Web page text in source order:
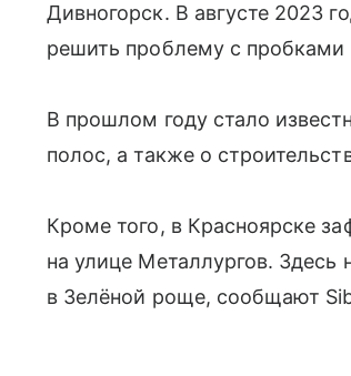
Дивногорск. В августе 2023
решить проблему с пробками
В прошлом году стало
полос, а также о
Кроме того, в Красноярске
на улице Металлургов.
в Зелёной роще, сообщают